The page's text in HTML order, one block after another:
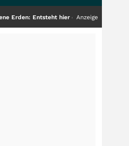
hier die nächste Milliardenstory?
Anzeige